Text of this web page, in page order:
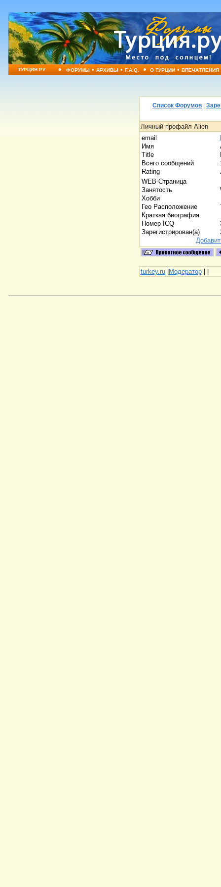
ТУРЦИЯ.РУ • ФОРУМЫ•АРХИВЫ•F.A.Q. • О ТУРЦИИ•ВПЕЧАТЛЕНИЯ
Список Форумов
Личный профайл Alien
email
Имя
Title
Всего сообщений
Rating
WEB-Страница
Занятость
Хобби
Гео Расположение
Краткая биография
Номер ICQ
Зарегистрирован(а)
turkey.ru|Модератор| |